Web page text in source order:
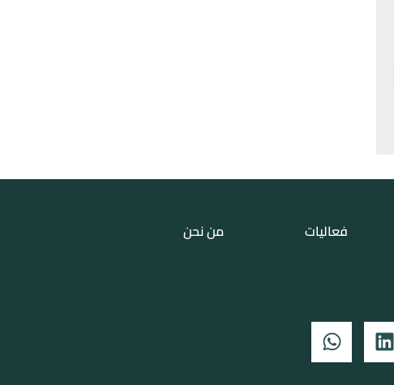
فعاليات من نحن